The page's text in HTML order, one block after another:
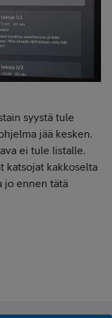
syystä tule
jää kesken.
ei tule listalle.
katsojat kakkoselta
jo ennen tätä